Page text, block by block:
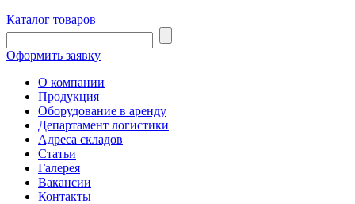
Каталог товаров
Оформить заявку
О компании
Продукция
Оборудование в аренду
Департамент логистики
Адреса складов
Статьи
Галерея
Вакансии
Контакты